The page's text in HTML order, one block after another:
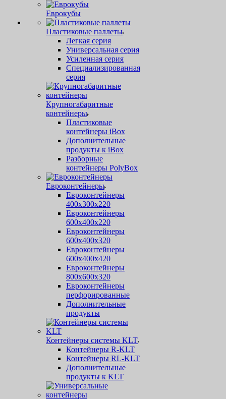
Еврокубы
Пластиковые паллеты
Легкая серия
Универсальная серия
Усиленная серия
Специализированная
серия
Крупногабаритные
контейнеры
Пластиковые
контейнеры iBox
Дополнительные
продукты к iBox
Разборные
контейнеры PolyBox
Евроконтейнеры
Евроконтейнеры
400х300х220
Евроконтейнеры
600х400х220
Евроконтейнеры
600х400х320
Евроконтейнеры
600х400х420
Евроконтейнеры
800х600х320
Евроконтейнеры
перфорированные
Дополнительные
продукты
Контейнеры системы KLT
Контейнеры R-KLT
Контейнеры RL-KLT
Дополнительные
продукты к KLT